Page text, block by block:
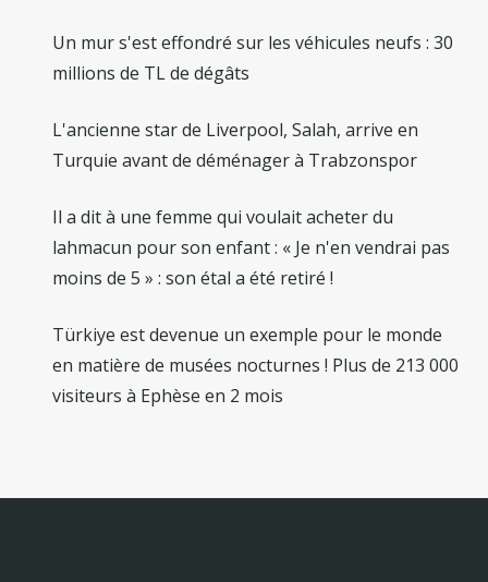
Un mur s'est effondré sur les véhicules neufs : 30
millions de TL de dégâts
L'ancienne star de Liverpool, Salah, arrive en
Turquie avant de déménager à Trabzonspor
Il a dit à une femme qui voulait acheter du
lahmacun pour son enfant : « Je n'en vendrai pas
moins de 5 » : son étal a été retiré !
Türkiye est devenue un exemple pour le monde
en matière de musées nocturnes ! Plus de 213 000
visiteurs à Ephèse en 2 mois